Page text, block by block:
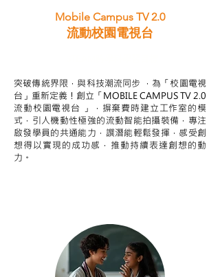
Mobile Campus TV 2.0
流動校園電視台
突破傳統界限，與科技潮流同步 ，為「校園電視
台」重新定義！創立「MOBILE CAMPUS TV 2.0
流動校園電視台 」，摒棄費時建立工作室的模
式，引人機動性極強的流動智能拍攝裝備，專注
啟發學員的共通能力，譔潛能輕鬆發揮，感受創
想得以實現的成功感，推動持續表達創想的動
力。